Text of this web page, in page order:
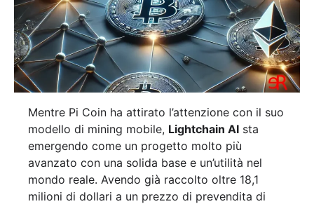
Mentre Pi Coin ha attirato l’attenzione con il suo
modello di mining mobile, Lightchain AI sta
emergendo come un progetto molto più
avanzato con una solida base e un’utilità nel
mondo reale. Avendo già raccolto oltre 18,1
milioni di dollari a un prezzo di prevendita di